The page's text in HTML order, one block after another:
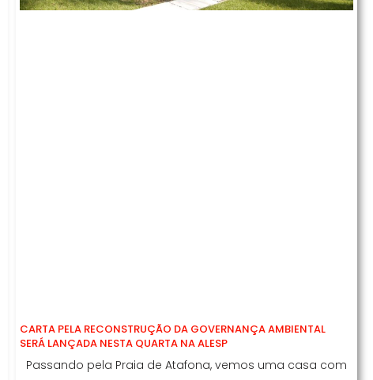
CARTA PELA RECONSTRUÇÃO DA GOVERNANÇA AMBIENTAL
SERÁ LANÇADA NESTA QUARTA NA ALESP
Passando pela Praia de Atafona, vemos uma casa com